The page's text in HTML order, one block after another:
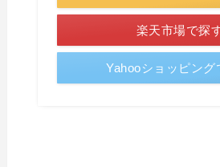
楽天市場で探
Yahooショッピング